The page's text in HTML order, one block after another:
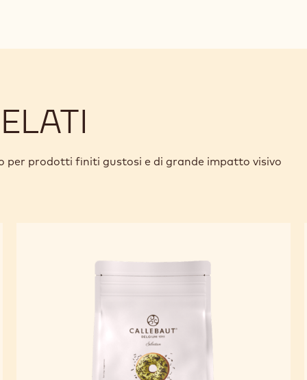
per prodotti finiti gustosi e di grande impatto visivo